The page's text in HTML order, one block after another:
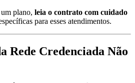
plano, leia o contrato com cuidado
para esses atendimentos.
Rede Credenciada Não